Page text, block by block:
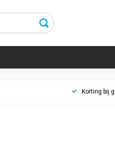
Korting bij